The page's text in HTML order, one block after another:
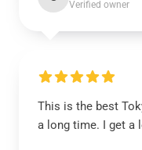
Verified owner
This is the best
a long time. I get a